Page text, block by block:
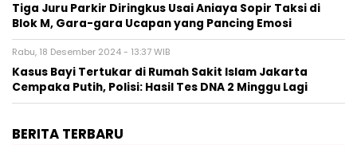
Tiga Juru Parkir Diringkus Usai Aniaya Sopir Taksi di
Blok M, Gara-gara Ucapan yang Pancing Emosi
Rabu, 18 Desember 2024 - 13:37 WIB
Kasus Bayi Tertukar di Rumah Sakit Islam Jakarta
Cempaka Putih, Polisi: Hasil Tes DNA 2 Minggu Lagi
BERITA TERBARU